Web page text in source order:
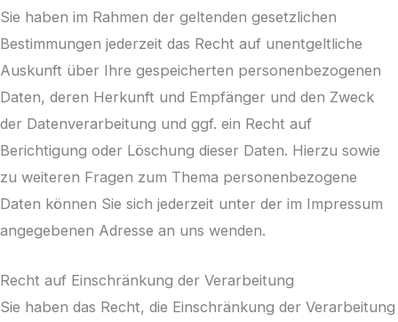
Sie haben im Rahmen der geltenden gesetzlichen
Bestimmungen jederzeit das Recht auf unentgeltliche
Auskunft über Ihre gespeicherten personenbezogenen
Daten, deren Herkunft und Empfänger und den Zweck
der Datenverarbeitung und ggf. ein Recht auf
Berichtigung oder Löschung dieser Daten. Hierzu sowie
zu weiteren Fragen zum Thema personenbezogene
Daten können Sie sich jederzeit unter der im Impressum
angegebenen Adresse an uns wenden.
Recht auf Einschränkung der Verarbeitung
Sie haben das Recht, die Einschränkung der Verarbeitung